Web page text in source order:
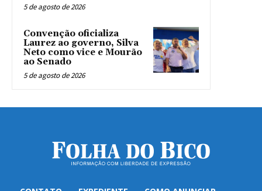
5 de agosto de 2026
Convenção oficializa
Laurez ao governo, Silva
Neto como vice e Mourão
ao Senado
5 de agosto de 2026